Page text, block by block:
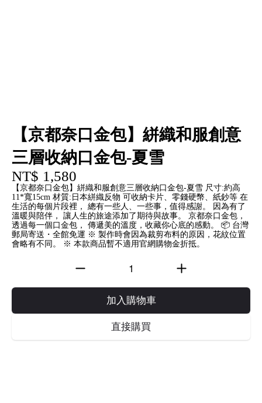
【京都奈口金包】絣織和服創意
三層收納口金包-夏雪
NT$ 1,580
【京都奈口金包】絣織和服創意三層收納口金包-夏雪 尺寸:約高
11*寬15cm 材質:日本絣織反物 可收納卡片、零錢硬幣、紙鈔等 在
生活的每個片段裡， 總有一些人、一些事，值得感謝。 因為有了
溫暖與陪伴， 讓人生的旅途添加了期待與故事。 京都奈口金包，
透過每一個口金包， 傳遞美的溫度，收藏你心底的感動。 📦 台灣
郵局寄送・全館免運 ※ 製作時會因為裁剪布料的原因，花紋位置
會略有不同。 ※ 本款商品暫不適用官網購物金折抵。
加入購物車
直接購買